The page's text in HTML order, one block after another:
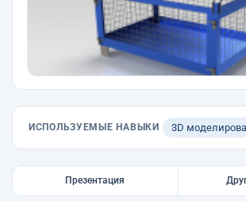
ИСПОЛЬЗУЕМЫЕ НАВЫКИ 3D
Презентация